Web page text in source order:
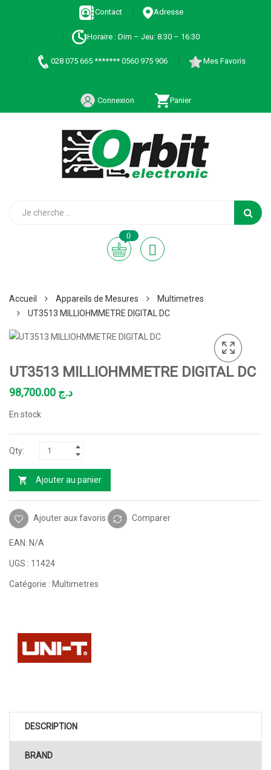
Contact Adresse
Horaire : Dim – Jeu: 8:30 – 16:30
028 075 665 ******* 0560 975 906 Mes Favoris
Connexion Panier
0
Accueil Appareils de Mesures
Multimetres
UT3513 MILLIOHMMETRE DIGITAL DC
UT3513 MILLIOHMMETRE DIGITAL DC
د.ج
En stock
Ajouter au panier
Ajouter aux favoris Comparer
EAN: N/A
UGS : 11424
Catégorie : Multimetres
DESCRIPTION
BRAND